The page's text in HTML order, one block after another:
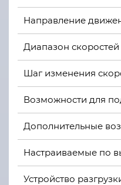
Направление
Диапазон скоростей
Шаг изменения
Возможности для
Дополнительные
Настраиваемые по
Устройство